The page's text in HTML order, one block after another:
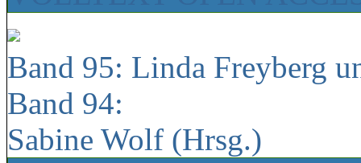
Band 95: Linda Freyberg
Band 94:
Sabine Wolf (Hrsg.)